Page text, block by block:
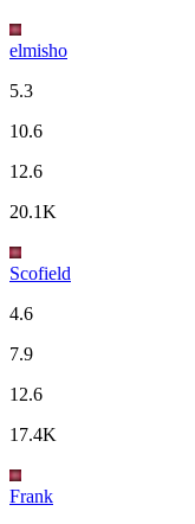
elmisho
5.3
10.6
12.6
20.1K
Scofield
4.6
7.9
12.6
17.4K
Frank